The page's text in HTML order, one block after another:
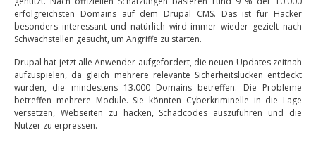
erfolgreichsten Domains auf dem Drupal CMS. Das ist für Hacker
besonders interessant und natürlich wird immer wieder gezielt nach
Schwachstellen gesucht, um Angriffe zu starten.
Drupal hat jetzt alle Anwender aufgefordert, die neuen Updates zeitnah
aufzuspielen, da gleich mehrere relevante Sicherheitslücken entdeckt
wurden, die mindestens 13.000 Domains betreffen. Die Probleme
betreffen mehrere Module. Sie könnten Cyberkriminelle in die Lage
versetzen, Webseiten zu hacken, Schadcodes auszuführen und die
Nutzer zu erpressen.